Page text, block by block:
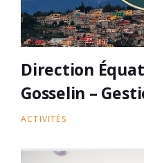
Direction
Gosselin –
ACTIVITÉS